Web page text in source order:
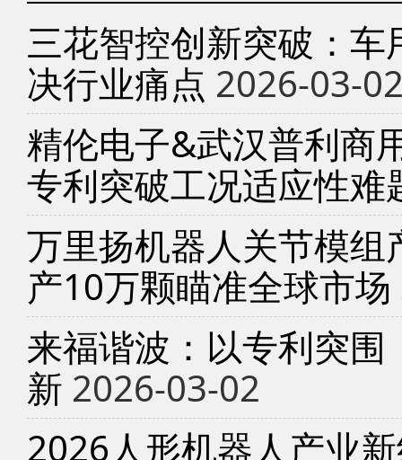
三花智控创新突破：
决行业痛点 2026-03-
精伦电子&武汉普利商
专利突破工况适应性难
万里扬机器人关节模
产10万颗瞄准全球市场
来福谐波：以专利突
新 2026-03-02
2026人形机器人产业